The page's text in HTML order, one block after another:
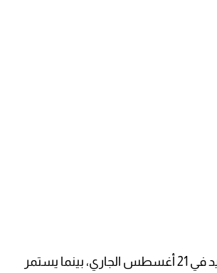
ويبدأ الموسم الجديد في 21 أغسطس الجاري، بينما يستمر